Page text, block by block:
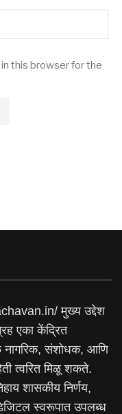
this browser for the
मुख्य उद्देश
एका केंद्रित
नागरिक, संशोधक, आणि
त्वरित मिळू शकते.
शासकीय निर्णय,
स्वरूपात उपलब्ध